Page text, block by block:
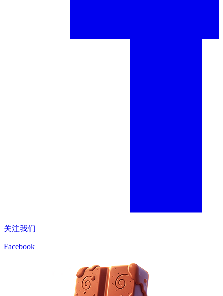
关注我们
Facebook